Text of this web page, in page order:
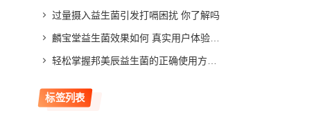
过量摄入益生菌引发打嗝困扰 你了解吗
麟宝堂益生菌效果如何 真实用户体验分享与评测分析
轻松掌握邦美辰益生菌的正确使用方法，让你肠道更舒适
标签列表